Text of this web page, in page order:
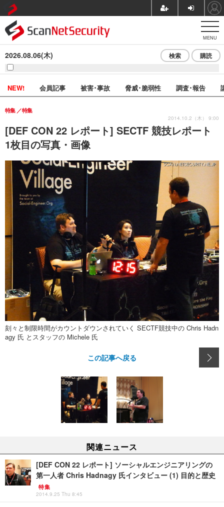
MENU
2026.08.06(木) 検索 購読
NEW! 会員記事 被害･事故 脅威･脆弱性 調査･報告
[DEF CON 22 レポート] SECTF 競技レポート
1枚目の写真・画像
特集 特集
2014.10.2（木） 9:00
刻々と制限時間がカウントダウンされていく SECTF競技中の Chris Hadn
agy 氏 とスタッフの Michele 氏
この記事へ戻る
関連ニュース
[DEF CON 22 レポート] ソーシャルエンジニアリングの
第一人者 Chris Hadnagy 氏インタビュー (1) 目的と歴史
特集
2014.9.25 Thu 8:45